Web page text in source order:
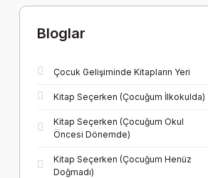
Bloglar
Çocuk Gelişiminde Kitapların Yeri
Kitap Seçerken (Çocuğum İlkokulda)
Kitap Seçerken (Çocuğum Okul
Öncesi Dönemde)
Kitap Seçerken (Çocuğum Henüz
Doğmadı)